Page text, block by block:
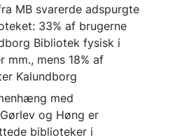
MB svarerde adspurgte
33% af brugerne
Bibliotek fysisk i
mm., mens 18% af
Kalundborg
med
og Høng er
biblioteker i